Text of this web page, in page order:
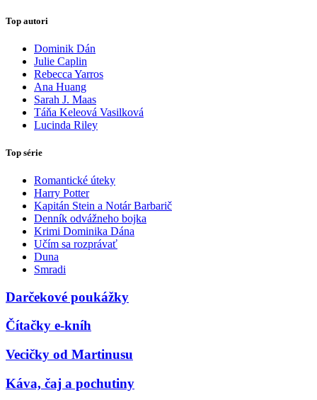
Top autori
Dominik Dán
Julie Caplin
Rebecca Yarros
Ana Huang
Sarah J. Maas
Táňa Keleová Vasilková
Lucinda Riley
Top série
Romantické úteky
Harry Potter
Kapitán Stein a Notár Barbarič
Denník odvážneho bojka
Krimi Dominika Dána
Učím sa rozprávať
Duna
Smradi
Darčekové poukážky
Čítačky e-kníh
Vecičky od Martinusu
Káva, čaj a pochutiny